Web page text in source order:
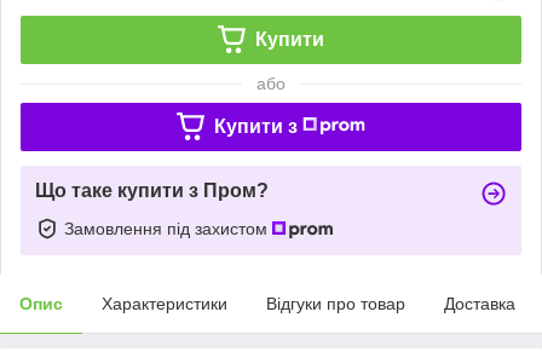
Купити
або
Купити з
Що таке купити з Пром?
Замовлення під захистом
Опис Характеристики Відгуки про товар Доставка